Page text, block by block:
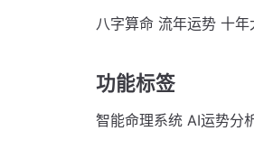
八字算命 流年运势 十
功能标签
智能命理系统 AI运势分